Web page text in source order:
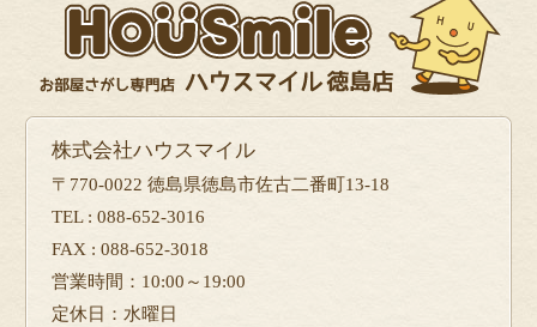
株式会社ハウスマイル
〒770-0022 徳島県徳島市佐古二番町13-18
TEL : 088-652-3016
FAX : 088-652-3018
営業時間：10:00～19:00
定休日：水曜日